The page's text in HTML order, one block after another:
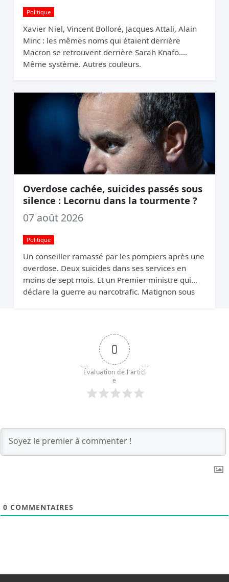
Politique
Xavier Niel, Vincent Bolloré, Jacques Attali, Alain
Minc : les mêmes noms qui étaient derrière
Macron se retrouvent derrière Sarah Knafo.
Même système. Autres couleurs.
Overdose cachée, suicides passés sous
silence : Lecornu dans la tourmente ?
07 août 2026
Politique
Un conseiller ramassé par les pompiers après une
overdose. Deux suicides dans ses services en
moins de sept mois. Et un Premier ministre qui
déclare la guerre au narcotrafic. Matignon sous
0
Évaluation de l'articl
e
0 COMMENTAIRES